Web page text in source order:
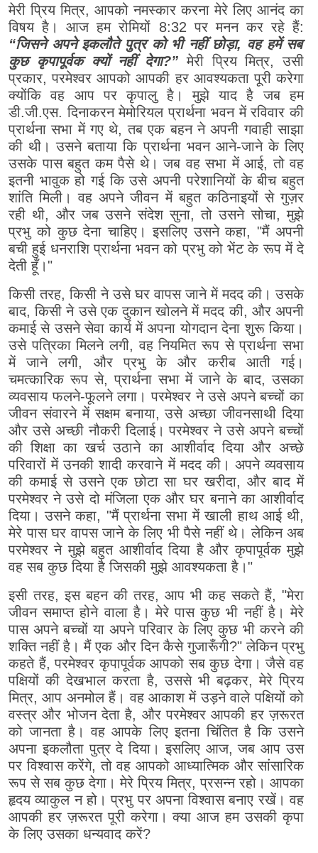
मेरी प्रिय मित्र, आपको नमस्कार करना मेरे लिए आनंद का
विषय है। आज हम रोमियों 8:32 पर मनन कर रहे हैं:
“जिसने अपने इकलौते पुत्र को भी नहीं छोड़ा, वह हमें सब
कुछ कृपापूर्वक क्यों नहीं देगा?”मेरी प्रिय मित्र, उसी
प्रकार, परमेश्वर आपको आपकी हर आवश्यकता पूरी करेगा
क्योंकि वह आप पर कृपालु है। मुझे याद है जब हम
डी.जी.एस. दिनाकरन मेमोरियल प्रार्थना भवन में रविवार की
प्रार्थना सभा में गए थे, तब एक बहन ने अपनी गवाही साझा
की थी। उसने बताया कि प्रार्थना भवन आने-जाने के लिए
उसके पास बहुत कम पैसे थे। जब वह सभा में आई, तो वह
इतनी भावुक हो गई कि उसे अपनी परेशानियों के बीच बहुत
शांति मिली। वह अपने जीवन में बहुत कठिनाइयों से गुज़र
रही थी, और जब उसने संदेश सुना, तो उसने सोचा, मुझे
प्रभु को कुछ देना चाहिए। इसलिए उसने कहा, "मैं अपनी
बची हुई धनराशि प्रार्थना भवन को प्रभु को भेंट के रूप में दे
देती हूँ।"
किसी तरह, किसी ने उसे घर वापस जाने में मदद की। उसके
बाद, किसी ने उसे एक दुकान खोलने में मदद की, और अपनी
कमाई से उसने सेवा कार्य में अपना योगदान देना शुरू किया।
उसे पत्रिका मिलने लगी, वह नियमित रूप से प्रार्थना सभा
में जाने लगी, और प्रभु के और करीब आती गई।
चमत्कारिक रूप से, प्रार्थना सभा में जाने के बाद, उसका
व्यवसाय फलने-फूलने लगा। परमेश्वर ने उसे अपने बच्चों का
जीवन संवारने में सक्षम बनाया, उसे अच्छा जीवनसाथी दिया
और उसे अच्छी नौकरी दिलाई। परमेश्वर ने उसे अपने बच्चों
की शिक्षा का खर्च उठाने का आशीर्वाद दिया और अच्छे
परिवारों में उनकी शादी करवाने में मदद की। अपने व्यवसाय
की कमाई से उसने एक छोटा सा घर खरीदा, और बाद में
परमेश्वर ने उसे दो मंजिला एक और घर बनाने का आशीर्वाद
दिया। उसने कहा, "मैं प्रार्थना सभा में खाली हाथ आई थी,
मेरे पास घर वापस जाने के लिए भी पैसे नहीं थे। लेकिन अब
परमेश्वर ने मुझे बहुत आशीर्वाद दिया है और कृपापूर्वक मुझे
वह सब कुछ दिया है जिसकी मुझे आवश्यकता है।"
इसी तरह, इस बहन की तरह, आप भी कह सकते हैं, "मेरा
जीवन समाप्त होने वाला है। मेरे पास कुछ भी नहीं है। मेरे
पास अपने बच्चों या अपने परिवार के लिए कुछ भी करने की
शक्ति नहीं है। मैं एक और दिन कैसे गुजारूँगी?" लेकिन प्रभु
कहते हैं, परमेश्वर कृपापूर्वक आपको सब कुछ देगा। जैसे वह
पक्षियों की देखभाल करता है, उससे भी बढ़कर, मेरे प्रिय
मित्र, आप अनमोल हैं। वह आकाश में उड़ने वाले पक्षियों को
वस्त्र और भोजन देता है, और परमेश्वर आपकी हर ज़रूरत
को जानता है। वह आपके लिए इतना चिंतित है कि उसने
अपना इकलौता पुत्र दे दिया। इसलिए आज, जब आप उस
पर विश्वास करेंगे, तो वह आपको आध्यात्मिक और सांसारिक
रूप से सब कुछ देगा। मेरे प्रिय मित्र, प्रसन्न रहो। आपका
हृदय व्याकुल न हो। प्रभु पर अपना विश्वास बनाए रखें। वह
आपकी हर ज़रूरत पूरी करेगा। क्या आज हम उसकी कृपा
के लिए उसका धन्यवाद करें?